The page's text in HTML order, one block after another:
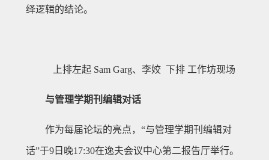
绎逻辑的结论。
上排左起 Sam Garg、李姣 下排 工作坊现场
与管理学期刊编辑对话
作为每届论坛的亮点，“与管理学期刊编辑对
话”于9日晚17:30在逸夫会议中心第二报告厅举行。